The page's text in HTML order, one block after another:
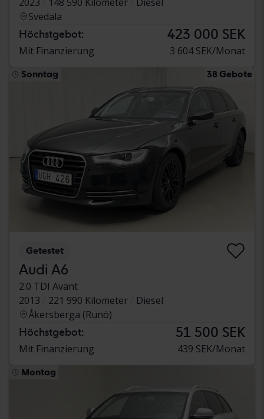
Svedala
Höchstgebot: 423 000 SEK
Mit Finanzierung 3 604 SEK/Monat
Sonntag 38 Gebote
Getestet
Audi A6
2.0 TDI Avant
2013
221 990 Kilometer
Diesel
Åkersberga (Runö)
Höchstgebot: 51 500 SEK
Mit Finanzierung 439 SEK/Monat
Montag